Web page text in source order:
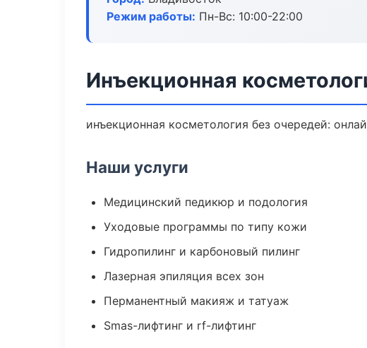
Режим работы: Пн-Вс: 10:00-22:00
Инъекционная
инъекционная косметология без очередей:
Наши услуги
Медицинский педикюр и подология
Уходовые программы по типу кожи
Гидропилинг и карбоновый пилинг
Лазерная эпиляция всех зон
Перманентный макияж и татуаж
Smas-лифтинг и rf-лифтинг